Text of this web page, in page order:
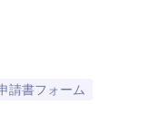
リーへ移動：
請書フォーム